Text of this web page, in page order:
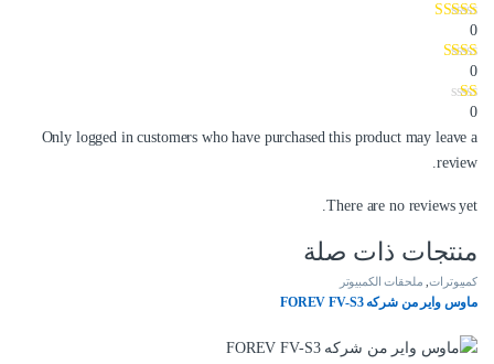
0
0
0
Only logged in customers who have purchased this product may leave a
review.
There are no reviews yet.
منتجات ذات صلة
كمبيوترات, ملحقات الكمبيوتر
ماوس واير من شركه FOREV FV-S3